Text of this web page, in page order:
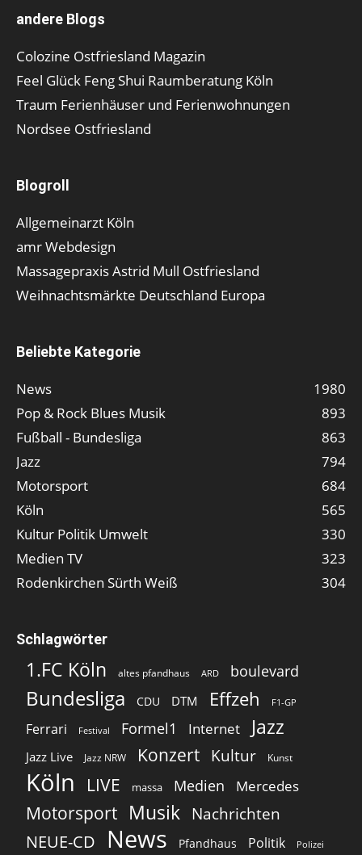
andere Blogs
Colozine Ostfriesland Magazin
Feel Glück Feng Shui Raumberatung Köln
Traum Ferienhäuser und Ferienwohnungen
Nordsee Ostfriesland
Blogroll
Allgemeinarzt Köln
amr Webdesign
Massagepraxis Astrid Mull Ostfriesland
Weihnachtsmärkte Deutschland Europa
Beliebte Kategorie
News
1980
Pop & Rock Blues Musik
893
Fußball - Bundesliga
863
Jazz
794
Motorsport
684
Köln
565
Kultur Politik Umwelt
330
Medien TV
323
Rodenkirchen Sürth Weiß
304
Schlagwörter
1.FC Köln altes pfandhaus ARD boulevard
Bundesliga CDU DTM Effzeh F1-GP
Ferrari Festival Formel1 Internet Jazz
Jazz Live Jazz NRW Konzert Kultur Kunst
Köln LIVE massa Medien Mercedes
Motorsport Musik Nachrichten
NEUE-CD
News Pfandhaus Politik Polizei